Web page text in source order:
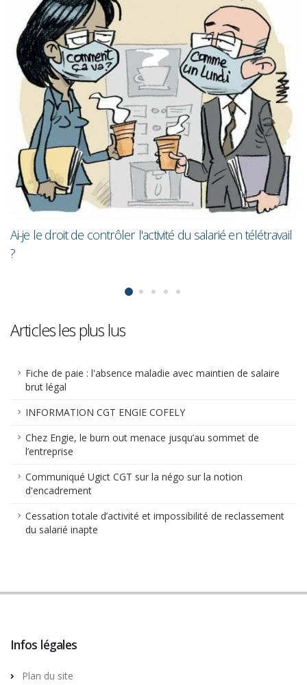
Ai-je le droit de contrôler l'activité du salarié en télétravail
?
Articles les plus lus
Fiche de paie : l'absence maladie avec maintien de salaire
brut légal
INFORMATION CGT ENGIE COFELY
Chez Engie, le burn out menace jusqu’au sommet de
l’entreprise
Communiqué Ugict CGT sur la négo sur la notion
d'encadrement
Cessation totale d’activité et impossibilité de reclassement
du salarié inapte
Infos légales
Plan du site